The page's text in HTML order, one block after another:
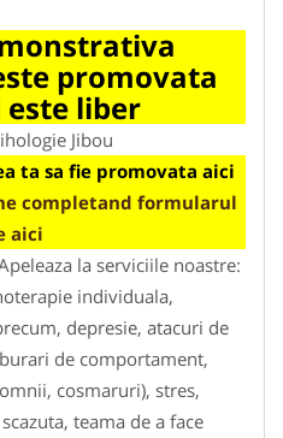
promovata
liber
Jibou
ta sa fie promovata aici
completand formularul
aici
la serviciile noastre:
individuala,
depresie, atacuri de
de comportament,
cosmaruri), stres,
teama de a face